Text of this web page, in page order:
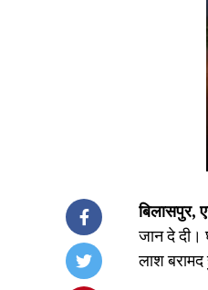
बिलासपुर,
जान दे
लाश बरामद